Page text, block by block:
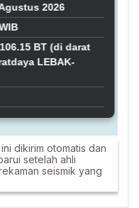
dikirim otomatis dan
setelah ahli
seismik yang